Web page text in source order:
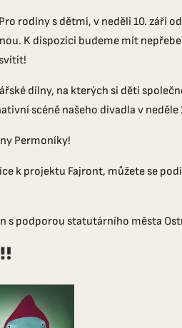
rodiny s dětmi, v neděli 10. září
K dispozici budeme mít
dílny, na kterých si děti
scéně našeho divadla v
Permoníky!
k projektu Fajront, můžete se
s podporou statutárního města